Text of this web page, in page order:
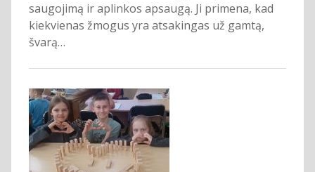
saugojimą ir aplinkos apsaugą. Ji primena, kad
kiekvienas žmogus yra atsakingas už gamtą,
švarą…